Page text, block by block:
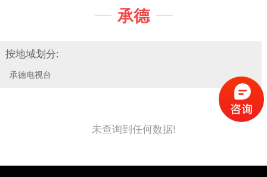
 承德 
按地域划分:
承德电视台
未查询到任何数据!